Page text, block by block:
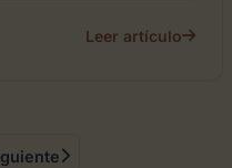
Leer artículo